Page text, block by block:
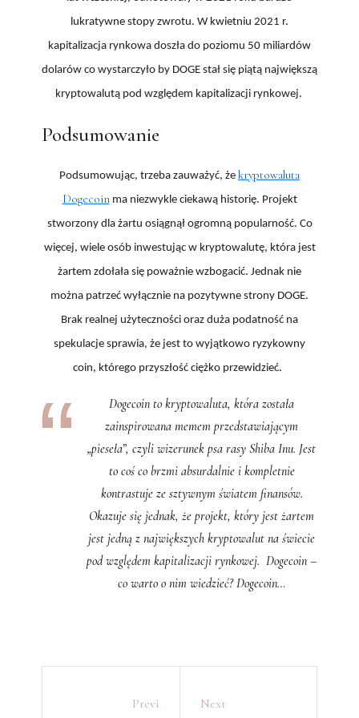
lukratywne stopy zwrotu. W kwietniu 2021 r.
kapitalizacja rynkowa doszła do poziomu 50 miliardów
dolarów co wystarczyło by DOGE stał się piątą największą
kryptowalutą pod względem kapitalizacji rynkowej.
Podsumowanie
Podsumowując, trzeba zauważyć, że kryptowaluta
Dogecoinma niezwykle ciekawą historię. Projekt
stworzony dla żartu osiągnął ogromną popularność. Co
więcej, wiele osób inwestując w kryptowalutę, która jest
żartem zdołała się poważnie wzbogacić. Jednak nie
można patrzeć wyłącznie na pozytywne strony DOGE.
Brak realnej użyteczności oraz duża podatność na
spekulacje sprawia, że jest to wyjątkowo ryzykowny
coin, którego przyszłość ciężko przewidzieć.
Dogecoin to kryptowaluta, która została
zainspirowana memem przedstawiającym
„pieseła”, czyli wizerunek psa rasy Shiba Inu. Jest
to coś co brzmi absurdalnie i kompletnie
kontrastuje ze sztywnym światem finansów.
Okazuje się jednak, że projekt, który jest żartem
jest jedną z największych kryptowalut na świecie
pod względem kapitalizacji rynkowej. Dogecoin –
co warto o nim wiedzieć? Dogecoin…
Previ
Next